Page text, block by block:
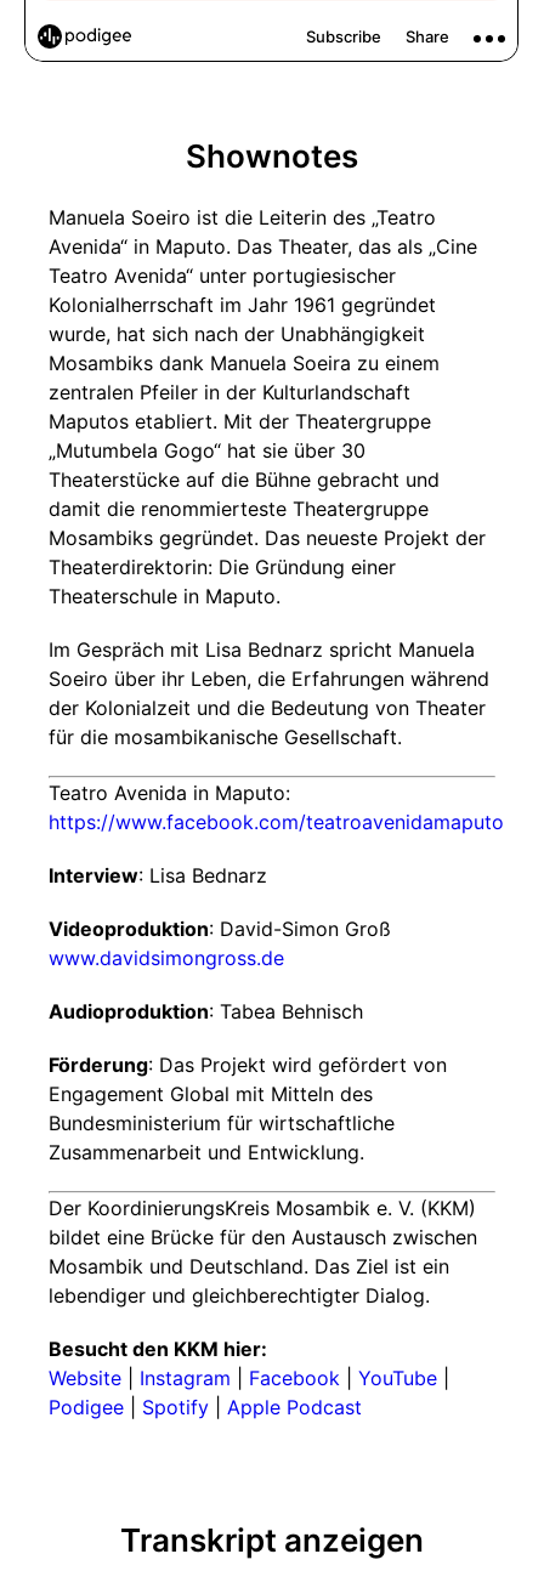
Shownotes
Manuela Soeiro ist die Leiterin des „Teatro
Avenida“ in Maputo. Das Theater, das als „Cine
Teatro Avenida“ unter portugiesischer
Kolonialherrschaft im Jahr 1961 gegründet
wurde, hat sich nach der Unabhängigkeit
Mosambiks dank Manuela Soeira zu einem
zentralen Pfeiler in der Kulturlandschaft
Maputos etabliert. Mit der Theatergruppe
„Mutumbela Gogo“ hat sie über 30
Theaterstücke auf die Bühne gebracht und
damit die renommierteste Theatergruppe
Mosambiks gegründet. Das neueste Projekt der
Theaterdirektorin: Die Gründung einer
Theaterschule in Maputo.
Im Gespräch mit Lisa Bednarz spricht Manuela
Soeiro über ihr Leben, die Erfahrungen während
der Kolonialzeit und die Bedeutung von Theater
für die mosambikanische Gesellschaft.
Teatro Avenida in Maputo:
https://www.facebook.com/teatroavenidamaputo
Interview: Lisa Bednarz
Videoproduktion: David-Simon Groß
www.davidsimongross.de
Audioproduktion: Tabea Behnisch
Förderung: Das Projekt wird gefördert von
Engagement Global mit Mitteln des
Bundesministerium für wirtschaftliche
Zusammenarbeit und Entwicklung.
Der KoordinierungsKreis Mosambik e. V. (KKM)
bildet eine Brücke für den Austausch zwischen
Mosambik und Deutschland. Das Ziel ist ein
lebendiger und gleichberechtigter Dialog.
Besucht den KKM hier:
Website
Instagram Facebook YouTube
Podigee
Spotify Apple Podcast
Transkript anzeigen